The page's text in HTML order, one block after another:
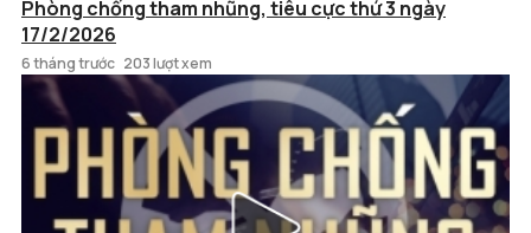
Phòng chống tham nhũng, tiêu cực thứ 3 ngày
17/2/2026
6 tháng trước 203 lượt xem